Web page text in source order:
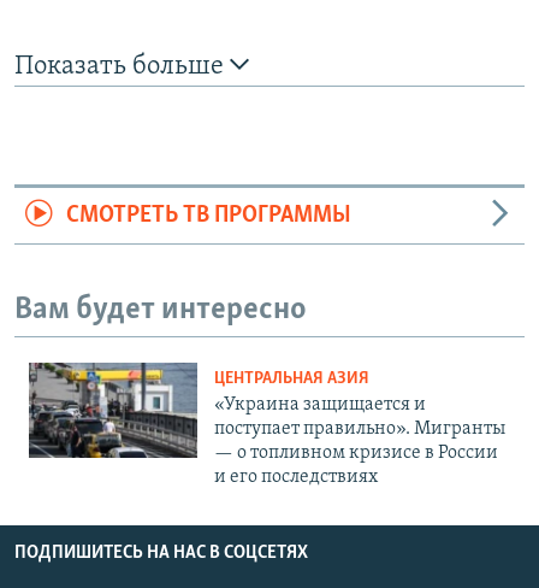
Показать больше
СМОТРЕТЬ ТВ ПРОГРАММЫ
Вам будет интересно
ЦЕНТРАЛЬНАЯ АЗИЯ
«Украина защищается и
поступает правильно». Мигранты
— о топливном кризисе в России
и его последствиях
ПОДПИШИТЕСЬ НА НАС В СОЦСЕТЯХ